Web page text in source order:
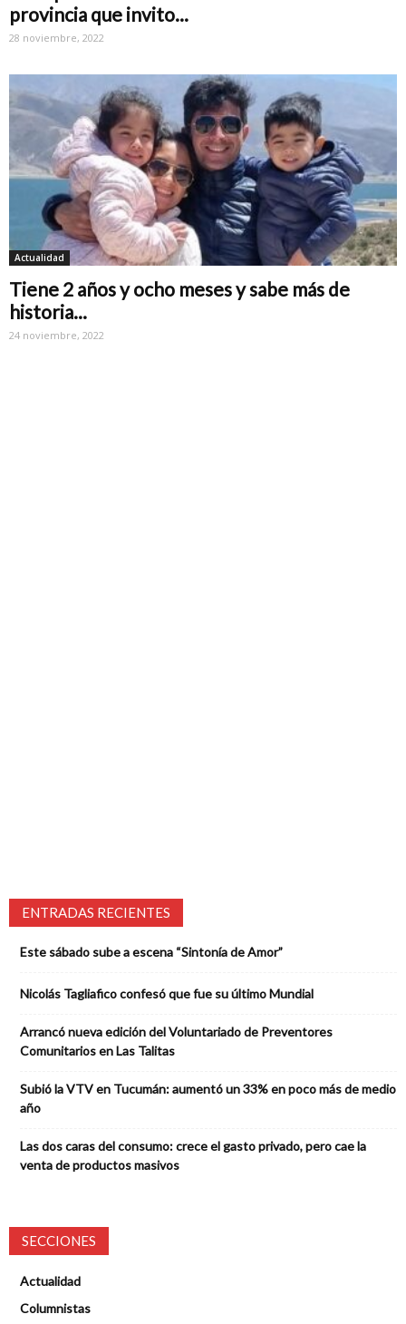
provincia que invito...
28 noviembre, 2022
Actualidad
Tiene 2 años y ocho meses y sabe más de
historia...
24 noviembre, 2022
ENTRADAS RECIENTES
Este sábado sube a escena “Sintonía de Amor”
Nicolás Tagliafico confesó que fue su último Mundial
Arrancó nueva edición del Voluntariado de Preventores
Comunitarios en Las Talitas
Subió la VTV en Tucumán: aumentó un 33% en poco más de medio
año
Las dos caras del consumo: crece el gasto privado, pero cae la
venta de productos masivos
SECCIONES
Actualidad
Columnistas